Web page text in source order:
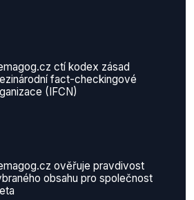
ctí kodex zásad
fact-checkingové
(IFCN)
ověřuje pravdivost
obsahu pro společnost